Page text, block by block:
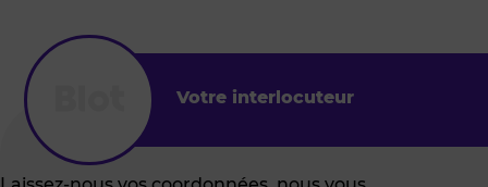
Votre interlocuteur